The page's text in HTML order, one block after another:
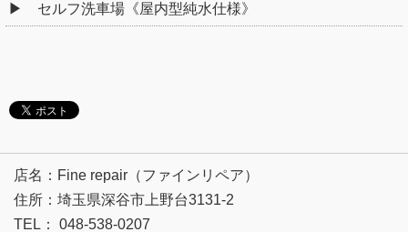
セルフ洗車場《屋内型純水仕様》
店名：Fine repair（ファインリペア）
住所：埼玉県深谷市上野台3131-2
TEL： 048-538-0207